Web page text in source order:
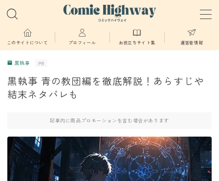
MENU
少年・青年向け
少女・女性向け
TL・BL漫画
異世界物語
このサイトについて プロフィール お役立ちサイト集 運営者情報
黒執事 PR
黒執事 青の教団編を徹底解説！あらすじや
結末ネタバレも
記事内に商品プロモーションを含む場合があります